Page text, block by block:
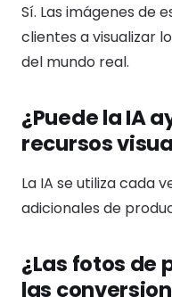
Sí. Las imágenes de
clientes a visualizar
del mundo real.
¿Puede la IA
recursos
La IA se utiliza cada
adicionales de
¿Las fotos de
las